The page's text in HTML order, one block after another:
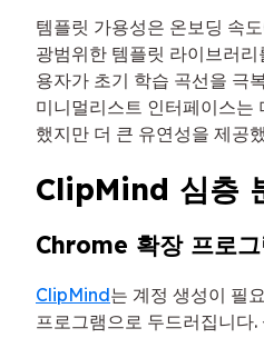
템플릿 가용성은 온보딩 속
광범위한 템플릿 라이브러
용자가 초기 학습 곡선을 극
미니멀리스트 인터페이스는
했지만 더 큰 유연성을 제공
ClipMind 심층
Chrome 확장 프로
ClipMind는 계정 생성이 필
프로그램으로 두드러집니다